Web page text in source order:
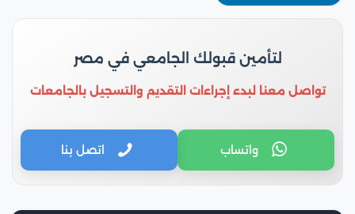
لتأمين قبولك الجامعي في مصر
تواصل معنا لبدء إجراءات التقديم والتسجيل بالجامعات
واتساب اتصل بنا